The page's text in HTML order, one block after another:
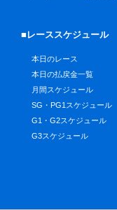
■レーススケジュール
本日のレース
本日の払戻金一覧
月間スケジュール
SG・PG1スケジュール
G1・G2スケジュール
G3スケジュール